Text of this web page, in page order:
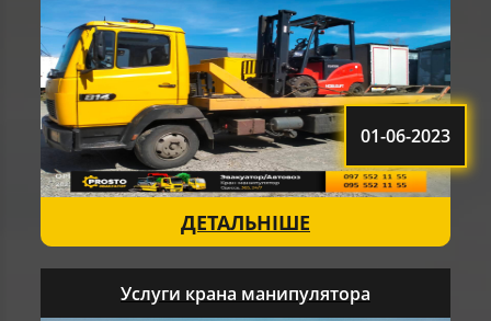
01-06-2023
ДЕТАЛЬНІШЕ
Услуги крана манипулятора